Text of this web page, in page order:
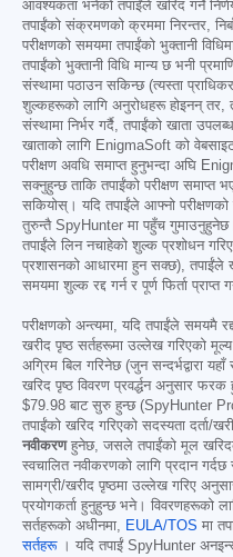
आवश्यकता भनेको तपाईंले खरिद गर्ने
तपाईंको संक्रमणको क्रममा निरन्तर,
परीक्षणको समयमा तपाईंको भुक्तानी
तपाईंको भुक्तानी विधि मान्य छ भनी
संस्थामा पठाउन सकिन्छ (त्यस्ता
शुल्कहरूको लागि अनुरोधहरू होइनन् तर,
संस्थामा निर्भर गर्दै, तपाईंको खाता
खाताको लागि EnigmaSoft को
परीक्षण अवधि समाप्त हुनुभन्दा अघि
सक्नुहुन्छ ताकि तपाईंको परीक्षण समाप्त
सकियोस्। यदि तपाईंले आफ्नो परीक्षणको
तुरुन्तै SpyHunter मा पहुँच
तपाईंले लिन नचाहेको शुल्क प्रशोधन
प्रशासनको आधारमा हुन सक्छ), तपाईंले
समयमा शुल्क रद्द गर्न र पूर्ण फिर्ता प्राप्त
परीक्षणको अन्त्यमा, यदि तपाईंले समयमै
खरीद पृष्ठ सर्तहरूमा उल्लेख गरिएको
अग्रिम बिल गरिनेछ (जुन सन्दर्भद्वारा
खरिद पृष्ठ विवरण प्रवर्द्धन अनुसार फरक
$79.98 बाट सुरु हुन्छ (SpyHunter
तपाईंको खरिद गरिएको सदस्यता दर्ता/
नवीकरणहुनेछ, जसले तपाईंको मूल
स्वचालित नवीकरणको लागि प्रदान
सामग्री/खरीद पृष्ठमा उल्लेख गरिए
प्रयोगकर्ता हुनुहुन्छ भने। विवरणहरूको
सर्तहरूको अधीनमा,
EULA/TOS मा
सर्तहरू। यदि तपाईं SpyHunter